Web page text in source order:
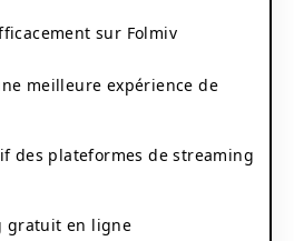
sur Folmiv
meilleure expérience de
des plateformes de streaming
gratuit en ligne